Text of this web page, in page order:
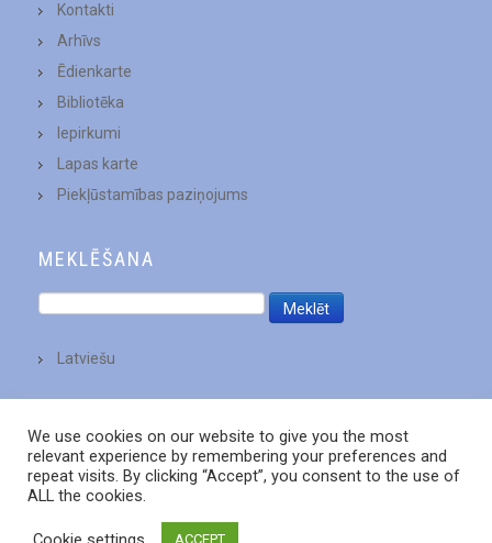
Kontakti
Arhīvs
Ēdienkarte
Bibliotēka
Iepirkumi
Lapas karte
Piekļūstamības paziņojums
MEKLĒŠANA
Latviešu
We use cookies on our website to give you the most
relevant experience by remembering your preferences and
repeat visits. By clicking “Accept”, you consent to the use of
ALL the cookies.
ACCEPT